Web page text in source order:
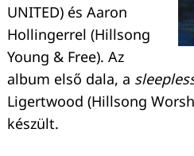
UNITED) és Aaron
Hollingerrel (Hillsong
Young & Free). Az
album első dala, a
Ligertwood (Hillsong
készült.